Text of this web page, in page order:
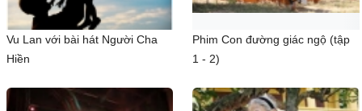
Vu Lan với bài hát Người Cha
Hiền
Phim Con đường giác ngộ (tập
1 - 2)